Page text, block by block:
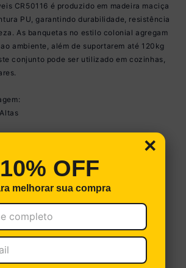
CR50116 é produzido em madeira maciça
PU, garantindo durabilidade, resistência
As banquetas no estilo colonial agregam
ambiente, além de suportarem até 120kg
conjunto pode ser utilizado em cozinhas,
montado:
42,2cm | Profundidade: 42cm
as medidas detalhadas na imagem técnica
podem sofrer variações de tonalidade de
do seu dispositivo.
Decoração e mesa não
×
10% OFF
melhorar sua compra